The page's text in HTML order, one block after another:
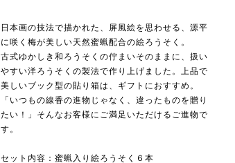
日本画の技法で描かれた、屏風絵を思わせる、源平
に咲く梅が美しい天然蜜蝋配合の絵ろうそく。
古式ゆかしき和ろうそくの佇まいそのままに、扱い
やすい洋ろうそくの製法で作り上げました。上品で
美しいブック型の貼り箱は、ギフトにおすすめ。
「いつもの線香の進物じゃなく、違ったものを贈り
たい！」そんなお客様にご満足いただけるご進物で
す。
セット内容：蜜蝋入り絵ろうそく６本